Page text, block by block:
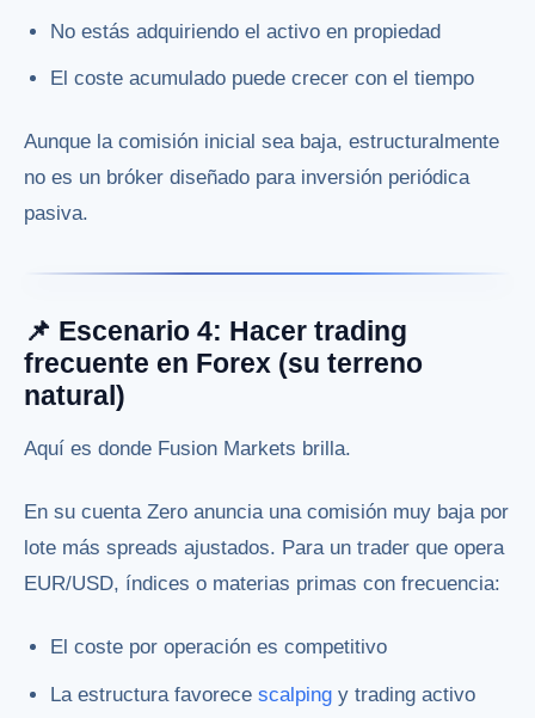
No estás adquiriendo el activo en propiedad
El coste acumulado puede crecer con el tiempo
Aunque la comisión inicial sea baja, estructuralmente
no es un bróker diseñado para inversión periódica
pasiva.
📌 Escenario 4: Hacer trading
frecuente en Forex (su terreno
natural)
Aquí es donde Fusion Markets brilla.
En su cuenta Zero anuncia una comisión muy baja por
lote más spreads ajustados. Para un trader que opera
EUR/USD, índices o materias primas con frecuencia:
El coste por operación es competitivo
La estructura favorecescalping y trading activo